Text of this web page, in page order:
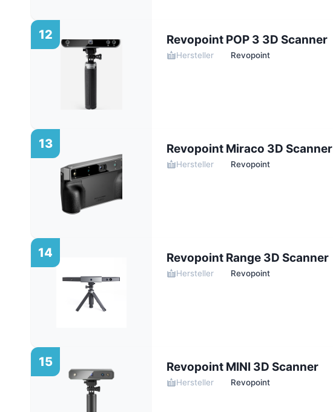
12 Revopoint POP 3 3D Scanner
Hersteller Revopoint
13 Revopoint Miraco 3D Scanner
Hersteller Revopoint
14 Revopoint Range 3D Scanner
Hersteller Revopoint
15 Revopoint MINI 3D Scanner
Hersteller Revopoint